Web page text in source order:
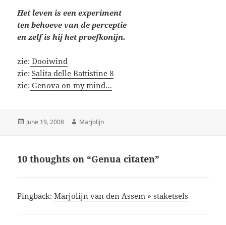
Het leven is een experiment
ten behoeve van de perceptie
en zelf is hij het proefkonijn.
zie: Dooiwind
zie:Salita delle Battistine 8
zie: Genova on my mind…
Posted
June 19, 2008 Author
Marjolijn
10 thoughts on “Genua citaten”
Pingback:Marjolijn van den Assem » staketsels